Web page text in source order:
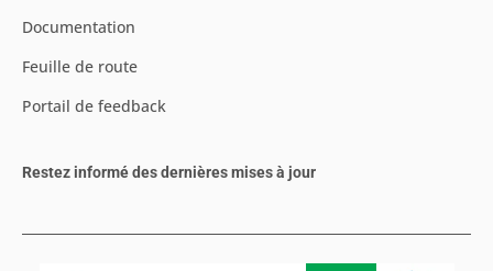
Documentation
Feuille de route
Portail de feedback
Restez informé des dernières mises à jour